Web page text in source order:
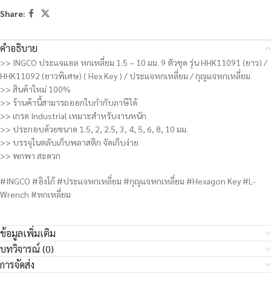
Share:
คำอธิบาย
>> INGCO ประแจแอล หกเหลี่ยม 1.5 – 10 มม. 9 ตัวชุด รุ่น HHK11091 (ยาว) /
HHK11092 (ยาวพิเศษ) ( Hex Key ) / ประแจหกเหลี่ยม / กุญแจหกเหลี่ยม
>> สินค้าใหม่ 100%
>> ร้านค้านี้สามารถออกใบกำกับภาษีได้
>> เกรด Industrial เหมาะสำหรับงานหนัก
>> ประกอบด้วยขนาด 1.5, 2, 2.5, 3, 4, 5, 6, 8, 10 มม.
>> บรรจุในตลับเก็บพลาสติก จัดเก็บง่าย
>> พกพา สะดวก
#INGCO #อิงโก้ #ประแจหกเหลี่ยม #กุญแจหกเหลี่ยม #Hexagon Key #L-
Wrench #หกเหลี่ยม
ข้อมูลเพิ่มเติม
บทวิจารณ์ (0)
การจัดส่ง